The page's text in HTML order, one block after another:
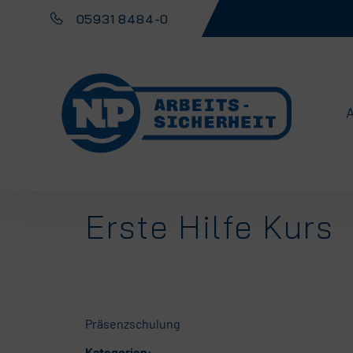
05931 8484-0
Erste Hilfe Kurs
Präsenzschulung